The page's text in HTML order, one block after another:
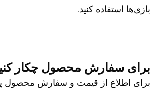
بازی‌ها استفاده کنید.
برای سفارش محصول چکار
برای اطلاع از قیمت و سفارش محصول